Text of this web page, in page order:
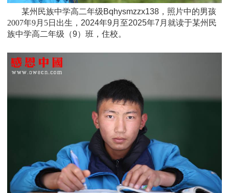
某州民族中学高二年级Bqhysmzzx138，照片中的男孩
2007年9月5日 出生， 2024年9月至2025年7月就读于某州民
族中学高二年级（9）班，住校。